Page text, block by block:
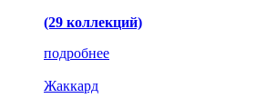
(29 коллекций)
подробнее
Жаккард